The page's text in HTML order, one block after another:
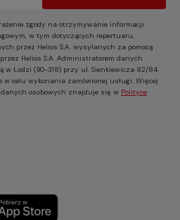
zgody na otrzymywanie informacji
w tym dotyczących repertuaru,
przez Helios S.A. wysyłanych za pomocą
Helios S.A. Administratorem danych
w Łodzi (90-318) przy ul. Sienkiewicza 82/84.
celu wykonania zamówionej usługi. Więcej
osobowych znajduje się w Polityce